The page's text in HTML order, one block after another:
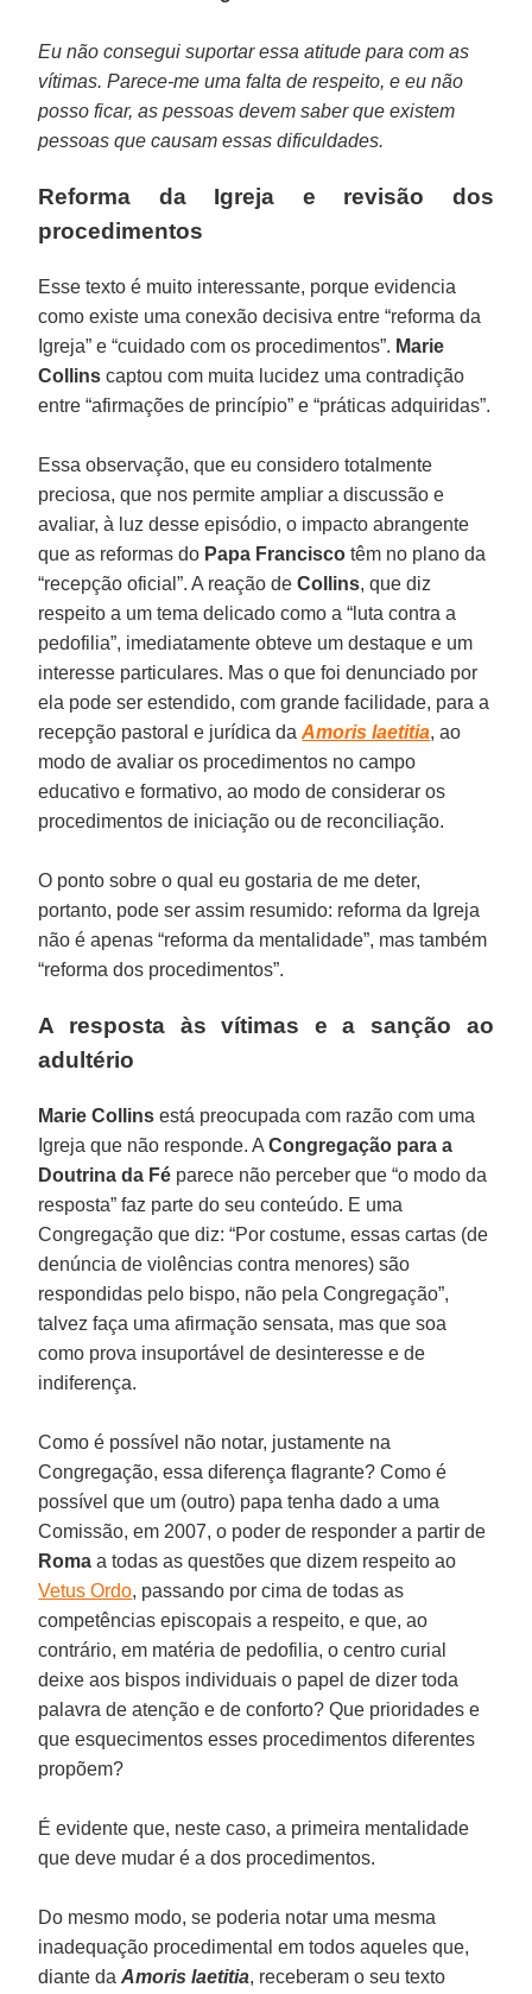
Eu não consegui suportar essa atitude para com as
vítimas. Parece-me uma falta de respeito, e eu não
posso ficar, as pessoas devem saber que existem
pessoas que causam essas dificuldades.
Reforma da Igreja e revisão dos
procedimentos
Esse texto é muito interessante, porque evidencia
como existe uma conexão decisiva entre “reforma da
Igreja” e “cuidado com os procedimentos”. Marie
Collins captou com muita lucidez uma contradição
entre “afirmações de princípio” e “práticas adquiridas”.
Essa observação, que eu considero totalmente
preciosa, que nos permite ampliar a discussão e
avaliar, à luz desse episódio, o impacto abrangente
que as reformas do Papa Francisco têm no plano da
“recepção oficial”. A reação deCollins, que diz
respeito a um tema delicado como a “luta contra a
pedofilia”, imediatamente obteve um destaque e um
interesse particulares. Mas o que foi denunciado por
ela pode ser estendido, com grande facilidade, para a
recepção pastoral e jurídica daAmoris laetitia, ao
modo de avaliar os procedimentos no campo
educativo e formativo, ao modo de considerar os
procedimentos de iniciação ou de reconciliação.
O ponto sobre o qual eu gostaria de me deter,
portanto, pode ser assim resumido: reforma da Igreja
não é apenas “reforma da mentalidade”, mas também
“reforma dos procedimentos”.
A resposta às vítimas e a sanção ao
adultério
Marie Collins está preocupada com razão com uma
Igreja que não responde. ACongregação para a
Doutrina da Fé parece não perceber que “o modo da
resposta” faz parte do seu conteúdo. E uma
Congregação que diz: “Por costume, essas cartas (de
denúncia de violências contra menores) são
respondidas pelo bispo, não pela Congregação”,
talvez faça uma afirmação sensata, mas que soa
como prova insuportável de desinteresse e de
indiferença.
Como é possível não notar, justamente na
Congregação, essa diferença flagrante? Como é
possível que um (outro) papa tenha dado a uma
Comissão, em 2007, o poder de responder a partir de
Roma a todas as questões que dizem respeito ao
Vetus Ordo, passando por cima de todas as
competências episcopais a respeito, e que, ao
contrário, em matéria de pedofilia, o centro curial
deixe aos bispos individuais o papel de dizer toda
palavra de atenção e de conforto? Que prioridades e
que esquecimentos esses procedimentos diferentes
propõem?
É evidente que, neste caso, a primeira mentalidade
que deve mudar é a dos procedimentos.
Do mesmo modo, se poderia notar uma mesma
inadequação procedimental em todos aqueles que,
diante daAmoris laetitia, receberam o seu texto